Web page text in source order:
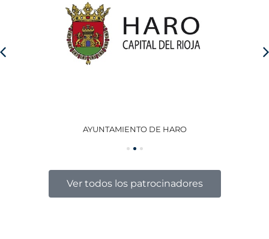
AYUNTAMIENTO DE HARO
Ver todos los patrocinadores